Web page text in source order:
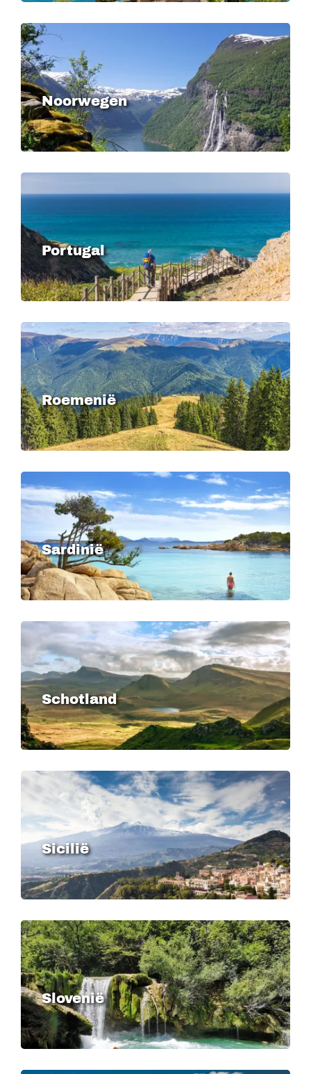
Image
Noorwegen
Portugal
Image
Roemenië
Image
Sardinië
Image
Schotland
Image
Sicilië
Image
Slovenië